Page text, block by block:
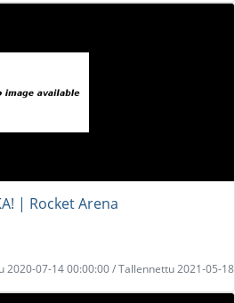
| Rocket Arena
2020-07-14 00:00:00 / Tallennettu 2021-05-18